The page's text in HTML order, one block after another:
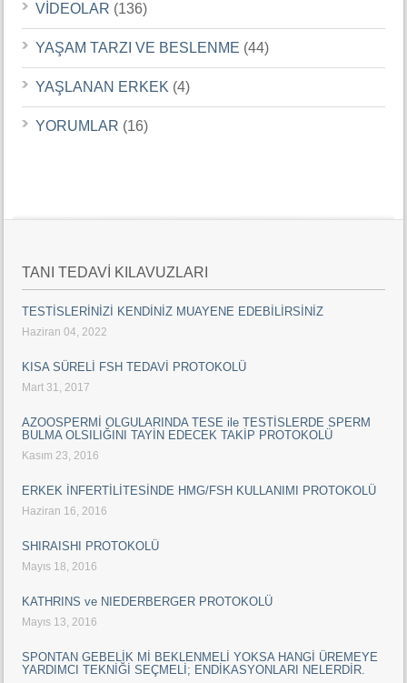
VİDEOLAR (136)
YAŞAM TARZI VE BESLENME (44)
YAŞLANAN ERKEK (4)
YORUMLAR (16)
TANI TEDAVİ KILAVUZLARI
TESTİSLERİNİZİ KENDİNİZ MUAYENE EDEBİLİRSİNİZ
Haziran 04, 2022
KISA SÜRELİ FSH TEDAVİ PROTOKOLÜ
Mart 31, 2017
AZOOSPERMİ OLGULARINDA TESE ile TESTİSLERDE SPERM
BULMA OLSILIĞINI TAYİN EDECEK TAKİP PROTOKOLÜ
Kasım 23, 2016
ERKEK İNFERTİLİTESİNDE HMG/FSH KULLANIMI PROTOKOLÜ
Haziran 16, 2016
SHIRAISHI PROTOKOLÜ
Mayıs 18, 2016
KATHRINS ve NIEDERBERGER PROTOKOLÜ
Mayıs 13, 2016
SPONTAN GEBELİK Mİ BEKLENMELİ YOKSA HANGİ ÜREMEYE
YARDIMCI TEKNİĞİ SEÇMELİ; ENDİKASYONLARI NELERDİR.